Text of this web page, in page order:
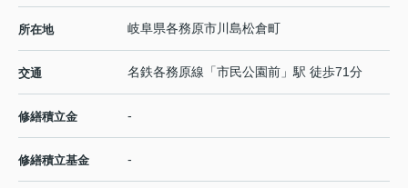
所在地 岐阜県各務原市川島松倉町
交通 名鉄各務原線 「市民公園前 」駅 徒歩71分
修繕積立金 -
修繕積立基金 -